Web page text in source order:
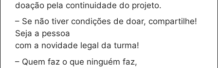
doação pela continuidade do projeto.
– Se não tiver condições de doar, compartilhe!
Seja a pessoa
com a novidade legal da turma!
– Quem faz o que ninguém faz,